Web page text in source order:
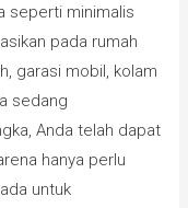
seperti minimalis
pada rumah
garasi mobil, kolam
sedang
Anda telah dapat
hanya perlu
untuk